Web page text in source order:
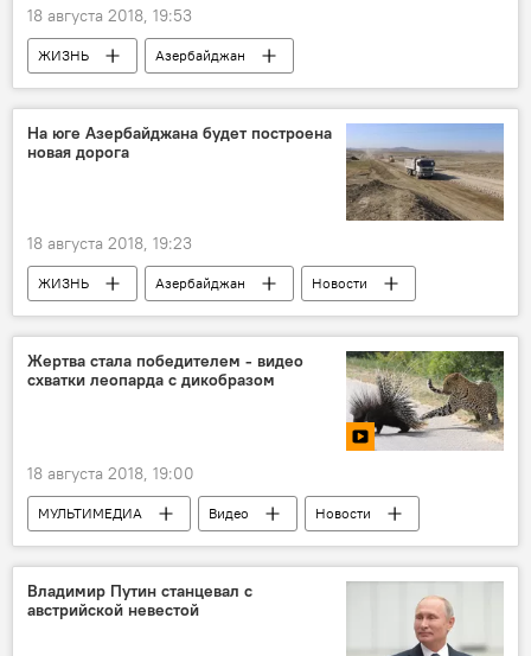
18 августа 2018, 19:53
ЖИЗНЬ
Азербайджан
Происшествия
Новости
Экономика
Турция
лекарства
Контрабанда
На юге Азербайджана будет построена
новая дорога
18 августа 2018, 19:23
ЖИЗНЬ Азербайджан
Новости
Экономика
юг
дорога
строительство
Жертва стала победителем - видео
схватки леопарда с дикобразом
18 августа 2018, 19:00
МУЛЬТИМЕДИА Видео
Новости
Новости мира
Владимир Путин станцевал с
австрийской невестой